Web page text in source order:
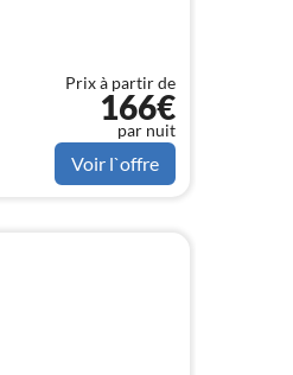
Prix à partir de
166€
par nuit
Voir l`offre